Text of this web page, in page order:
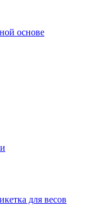
основе
для весов